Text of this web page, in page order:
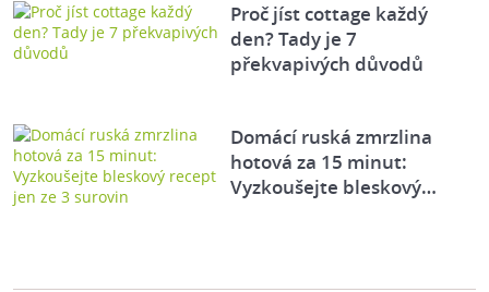
Proč jíst cottage každý
den? Tady je 7
překvapivých důvodů
Domácí ruská zmrzlina
hotová za 15 minut:
Vyzkoušejte bleskový…